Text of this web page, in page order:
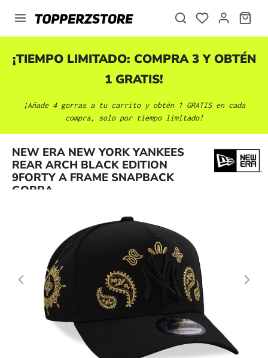
principal
¡TIEMPO LIMITADO: COMPRA 3 Y OBTÉN
1 GRATIS!
¡Añade 4 gorras a tu carrito y obtén 1 GRATIS en cada
compra, solo por tiempo limitado!
NEW ERA NEW YORK YANKEES
REAR ARCH BLACK EDITION
9FORTY A FRAME SNAPBACK
GORRA
Omitir galería de imágenes